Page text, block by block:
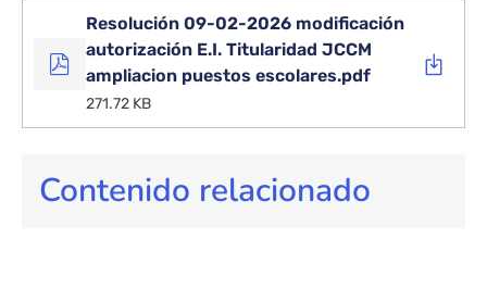
Resolución 09-02-2026 modificación
autorización E.I. Titularidad JCCM
ampliacion puestos escolares.pdf
271.72 KB
Contenido relacionado